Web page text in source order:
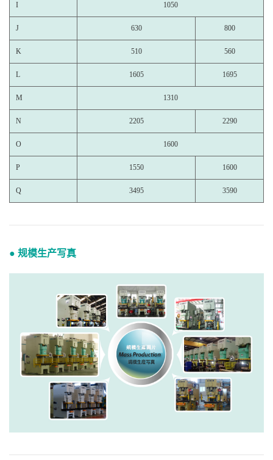
I 1050
J 630 800
K 510 560
L 1605 1695
M 1310
N 2205 2290
O 1600
P 1550 1600
Q 3495 3590
● 规模生产写真